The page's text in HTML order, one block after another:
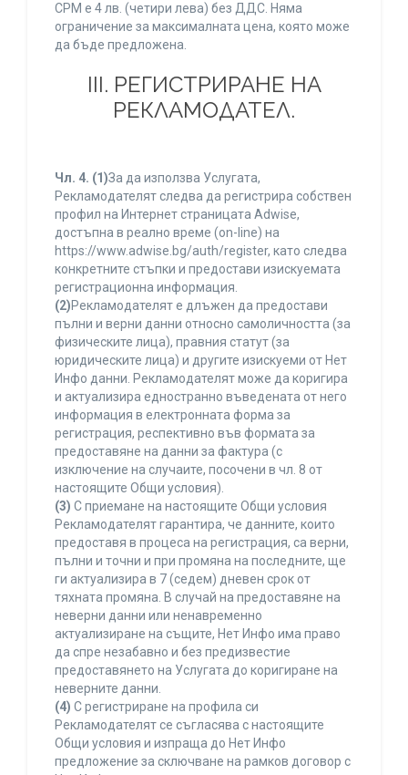
CPM е 4 лв. (четири лева) без ДДС. Няма
ограничение за максималната цена, която може
да бъде предложена.
ІІІ. РЕГИСТРИРАНЕ НА
РЕКЛАМОДАТЕЛ.
Чл. 4. (1)За да използва Услугата,
Рекламодателят следва да регистрира собствен
профил на Интернет страницата Adwise,
достъпна в реално време (on-line) на
https://www.adwise.bg/auth/register, като следва
конкретните стъпки и предостави изискуемата
регистрационна информация.
(2)Рекламодателят е длъжен да предостави
пълни и верни данни относно самоличността (за
физическите лица), правния статут (за
юридическите лица) и другите изискуеми от Нет
Инфо данни. Рекламодателят може да коригира
и актуализира едностранно въведената от него
информация в електронната форма за
регистрация, респективно във формата за
предоставяне на данни за фактура (с
изключение на случаите, посочени в чл. 8 от
настоящите Общи условия).
(3) С приемане на настоящите Общи условия
Рекламодателят гарантира, че данните, които
предоставя в процеса на регистрация, са верни,
пълни и точни и при промяна на последните, ще
ги актуализира в 7 (седем) дневен срок от
тяхната промяна. В случай на предоставяне на
неверни данни или ненавременно
актуализиране на същите, Нет Инфо има право
да спре незабавно и без предизвестие
предоставянето на Услугата до коригиране на
неверните данни.
(4) С регистриране на профила си
Рекламодателят се съгласява с настоящите
Общи условия и изпраща до Нет Инфо
предложение за сключване на рамков договор с